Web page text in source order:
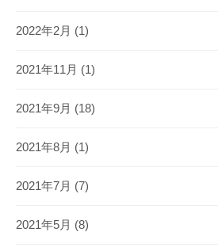
2022年2月 (1)
2021年11月 (1)
2021年9月 (18)
2021年8月 (1)
2021年7月 (7)
2021年5月 (8)